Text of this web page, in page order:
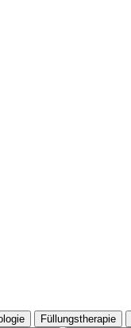
Füllungstherapie